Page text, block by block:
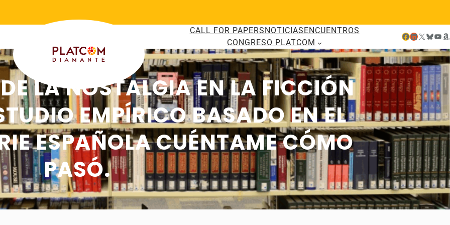
CALL FOR PAPERS NOTICIAS ENCUENTROS
CONGRESO PLATCOM
Facebook LinkedIn X Bluesky YouTube Amazon
LA NOSTALGIA EN LA FICCIÓN
EMPÍRICO BASADO EN EL
ESPAÑOLA CUÉNTAME CÓMO
PASÓ.